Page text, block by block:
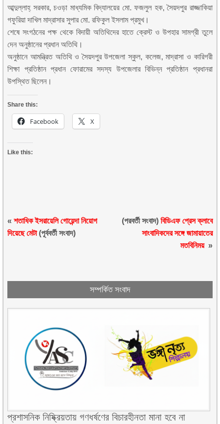
আব্দুল্লাহ্ সরকার, চওড়া মাধ্যমিক বিদ্যালয়ের মো. ফজলুল হক, সৈয়দপুর রাজ্জাকিয়া
গফুরিয়া দাখিল মাদ্রাসার সুপার মো. রফিকুল ইসলাম প্রমুখ।
শেষে সংগঠনের পক্ষ থেকে বিদায়ী অতিথিদের হাতে ক্রেস্ট ও উপহার সামগ্রী তুলে
দেন অনুষ্ঠানের প্রধান অতিথি।
অনুষ্ঠানে আমন্ত্রিত অতিথি ও সৈয়দপুর উপজেলা স্কুল, কলেজ, মাদ্রাসা ও কারিগরী
শিক্ষা প্রতিষ্ঠান প্রধান ফোরামের সদস্য উপজেলার বিভিন্ন প্রতিষ্ঠান প্রধানরা
উপস্থিত ছিলেন।
Share this:
Facebook X
Like this:
«শতাধিক ইসরায়েলি গোয়েন্দা নিয়োগ
দিয়েছে মেটা(পূর্ববর্তী সংবাদ)
(পরবর্তী সংবাদ) বিডিএফ প্রেস ক্লাবে
সাংবাদিকদের সঙ্গে জামায়াতের
মতবিনিময় »
সম্পর্কিত সংবাদ
প্রশাসনিক নিষ্ক্রিয়তায় গণধর্ষণের বিচারহীনতা মানা হবে না